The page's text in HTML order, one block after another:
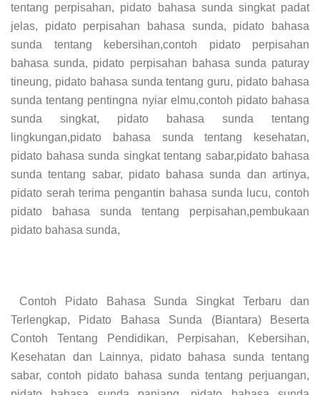
tentang perpisahan, pidato bahasa sunda singkat padat
jelas, pidato perpisahan bahasa sunda, pidato bahasa
sunda tentang kebersihan,contoh pidato perpisahan
bahasa sunda, pidato perpisahan bahasa sunda paturay
tineung, pidato bahasa sunda tentang guru, pidato bahasa
sunda tentang pentingna nyiar elmu,contoh pidato bahasa
sunda singkat, pidato bahasa sunda tentang
lingkungan,pidato bahasa sunda tentang kesehatan,
pidato bahasa sunda singkat tentang sabar,pidato bahasa
sunda tentang sabar, pidato bahasa sunda dan artinya,
pidato serah terima pengantin bahasa sunda lucu, contoh
pidato bahasa sunda tentang perpisahan,pembukaan
pidato bahasa sunda,
Contoh Pidato Bahasa Sunda Singkat Terbaru dan
Terlengkap, Pidato Bahasa Sunda (Biantara) Beserta
Contoh Tentang Pendidikan, Perpisahan, Kebersihan,
Kesehatan dan Lainnya, pidato bahasa sunda tentang
sabar, contoh pidato bahasa sunda tentang perjuangan,